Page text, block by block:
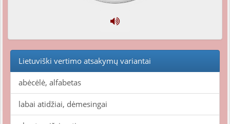
Lietuviški vertimo atsakymų variantai
abėcėlė, alfabetas
labai atidžiai, dėmesingai